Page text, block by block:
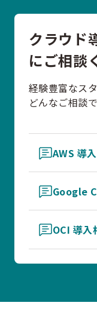
クラウド
にご相談
経験豊富なス
どんなご相談
AWS 導
Google
OCI 導入